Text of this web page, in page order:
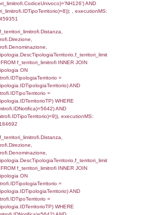
SELECT f_territori_limitrofi.Distanza,
FROM f_territori_limitrofi
ON
=
=
SELECT